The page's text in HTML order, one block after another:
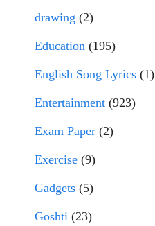
drawing (2)
Education (195)
English Song Lyrics (1)
Entertainment (923)
Exam Paper (2)
Exercise (9)
Gadgets (5)
Goshti (23)